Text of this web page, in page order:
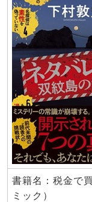
書籍名：税金で
ミック）